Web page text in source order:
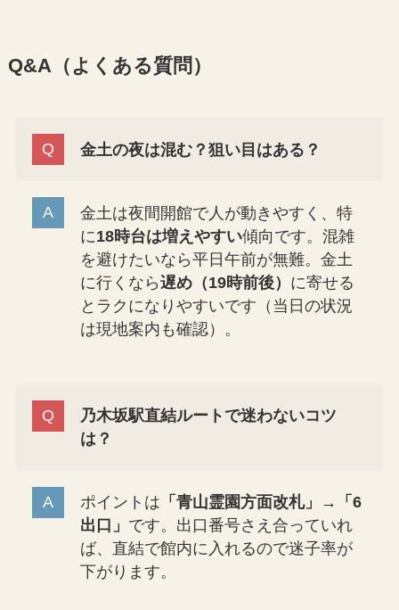
Q&A（よくある質問）
金土の夜は混む？狙い目はある？
金土は夜間開館で人が動きやすく、特
に18時台は増えやすい傾向です。混雑
を避けたいなら平日午前が無難。金土
に行くなら遅め（19時前後） に寄せる
とラクになりやすいです（当日の状況
は現地案内も確認）。
乃木坂駅直結ルートで迷わないコツ
は？
ポイントは 「青山霊園方面改札」→「6
出口」 です。出口番号さえ合っていれ
ば、直結で館内に入れるので迷子率が
下がります。